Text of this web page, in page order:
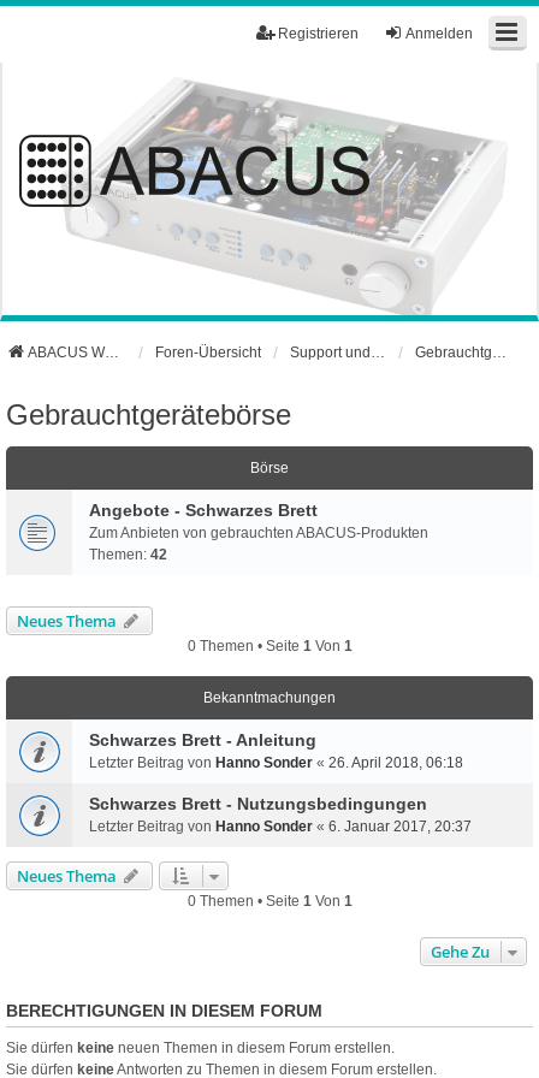
Anmelden
Registrieren
ABACUS Webseite Foren-Übersicht
Gebrauchtgerätebörse
Börse
Angebote - Schwarzes Brett
Zum Anbieten von gebrauchten ABACUS-Produkten
Themen: 42
Neues Thema
0 Themen • Seite 1 Von 1
Bekanntmachungen
Schwarzes Brett - Anleitung
Letzter Beitrag von Hanno Sonder « 26. April 2018, 06:18
Schwarzes Brett - Nutzungsbedingungen
Letzter Beitrag von Hanno Sonder « 6. Januar 2017, 20:37
Neues Thema
0 Themen • Seite 1 Von 1
Gehe Zu
BERECHTIGUNGEN IN DIESEM FORUM
Sie dürfen keine neuen Themen in diesem Forum erstellen.
Sie dürfen keineAntworten zu Themen in diesem Forum erstellen.